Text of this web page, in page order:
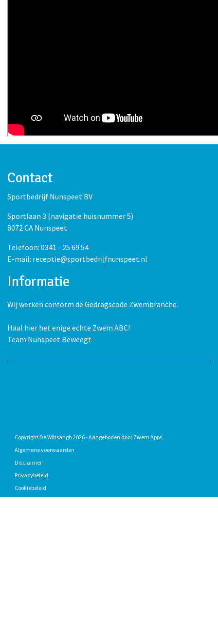
Contact
Sportbedrijf Nunspeet BV
Sportlaan 3 (navigatie huisnummer 5)
8072 CA Nunspeet
Telefoon: 0341 - 25 69 54
E-mail: receptie@sportbedrijfnunspeet.nl
Informatie
Wij werken conform de Gedragscode Zwembranche.
Haal hier het enige echte Zwem ABC!
Team Nunspeet Beweegt
Copyright De Wiltsangh 2026 - Aangeboden door Zwem Apps
Algemene voorwaarden
Disclaimer
Privacybeleid
Cookiebeleid